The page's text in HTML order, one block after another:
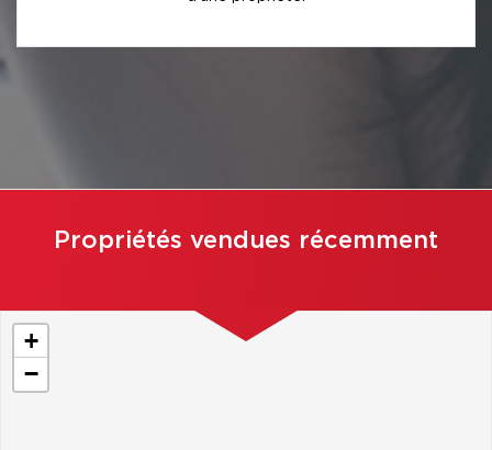
Propriétés vendues récemment
+
−